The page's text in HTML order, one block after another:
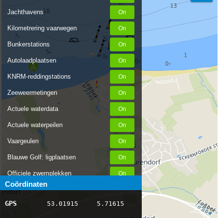
Jachthavens
Kilometrering vaarwegen
Bunkerstations
Autolaadplaatsen
KNRM-reddingstations
Zeeweermetingen
Actuele waterdata
Actuele waterpeilen
Vaargeulen
Blauwe Golf: ligplaatsen
Officiele zwemplekken
Stremmingen/hinder
AIS scheepsposities
Coördinaten
GPS 53.01915 5.71615